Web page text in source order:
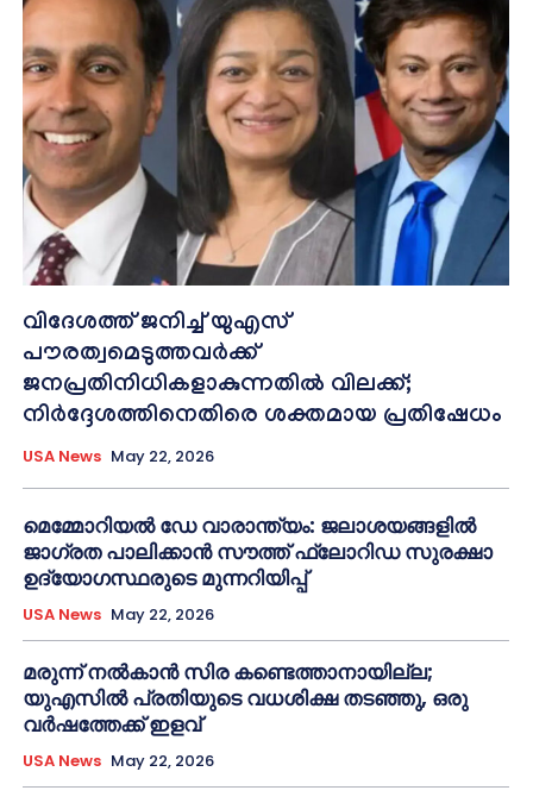
വിദേശത്ത് ജനിച്ച് യുഎസ്
പൗരത്വമെടുത്തവർക്ക്
ജനപ്രതിനിധികളാകുന്നതിൽ വിലക്ക്;
നിർദ്ദേശത്തിനെതിരെ ശക്തമായ പ്രതിഷേധം
USA News May 22, 2026
മെമ്മോറിയൽ ഡേ വാരാന്ത്യം: ജലാശയങ്ങളിൽ
ജാഗ്രത പാലിക്കാൻ സൗത്ത് ഫ്ലോറിഡ സുരക്ഷാ
ഉദ്യോഗസ്ഥരുടെ മുന്നറിയിപ്പ്
USA News May 22, 2026
മരുന്ന് നൽകാൻ സിര കണ്ടെത്താനായില്ല;
യുഎസിൽ പ്രതിയുടെ വധശിക്ഷ തടഞ്ഞു, ഒരു
വർഷത്തേക്ക് ഇളവ്
USA News May 22, 2026